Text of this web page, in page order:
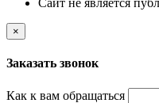
Cайт не является
×
Заказать звонок
Как к вам обращаться